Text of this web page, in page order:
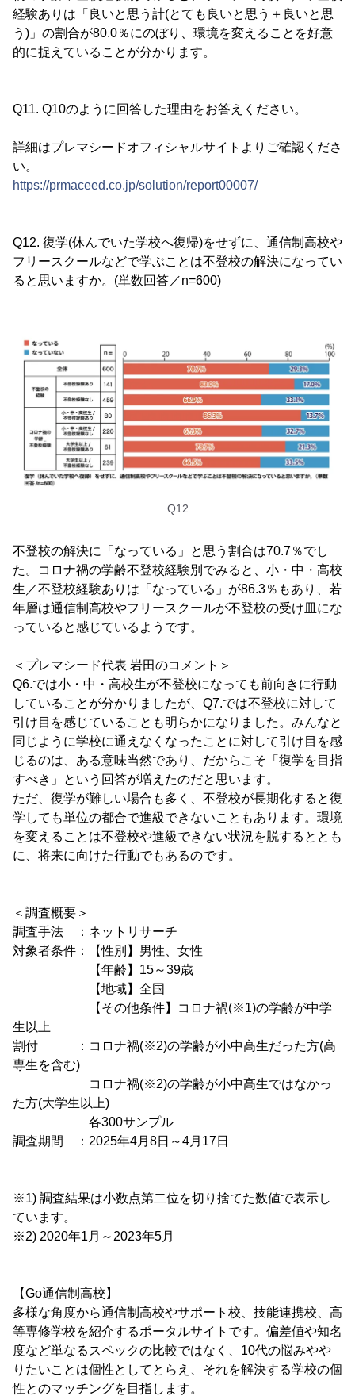
経験ありは「良いと思う計(とても良いと思う＋良いと思
う)」の割合が80.0％にのぼり、環境を変えることを好意
的に捉えていることが分かります。
Q11. Q10のように回答した理由をお答えください。
詳細はプレマシードオフィシャルサイトよりご確認くださ
い。
https://prmaceed.co.jp/solution/report00007/
Q12. 復学(休んでいた学校へ復帰)をせずに、通信制高校や
フリースクールなどで学ぶことは不登校の解決になってい
ると思いますか。(単数回答／n=600)
Q12
不登校の解決に「なっている」と思う割合は70.7％でし
た。コロナ禍の学齢不登校経験別でみると、小・中・高校
生／不登校経験ありは「なっている」が86.3％もあり、若
年層は通信制高校やフリースクールが不登校の受け皿にな
っていると感じているようです。
＜プレマシード代表 岩田のコメント＞
Q6.では小・中・高校生が不登校になっても前向きに行動
していることが分かりましたが、Q7.では不登校に対して
引け目を感じていることも明らかになりました。みんなと
同じように学校に通えなくなったことに対して引け目を感
じるのは、ある意味当然であり、だからこそ「復学を目指
すべき」という回答が増えたのだと思います。
ただ、復学が難しい場合も多く、不登校が長期化すると復
学しても単位の都合で進級できないこともあります。環境
を変えることは不登校や進級できない状況を脱するととも
に、将来に向けた行動でもあるのです。
＜調査概要＞
調査手法 ：ネットリサーチ
対象者条件：【性別】男性、女性
【年齢】15～39歳
【地域】全国
【その他条件】コロナ禍(※1)の学齢が中学
生以上
割付 ：コロナ禍(※2)の学齢が小中高生だった方(高
専生を含む)
コロナ禍(※2)の学齢が小中高生ではなかっ
た方(大学生以上)
各300サンプル
調査期間 ：2025年4月8日～4月17日
※1) 調査結果は小数点第二位を切り捨てた数値で表示し
ています。
※2) 2020年1月～2023年5月
【Go通信制高校】
多様な角度から通信制高校やサポート校、技能連携校、高
等専修学校を紹介するポータルサイトです。偏差値や知名
度など単なるスペックの比較ではなく、10代の悩みやや
りたいことは個性としてとらえ、それを解決する学校の個
性とのマッチングを目指します。